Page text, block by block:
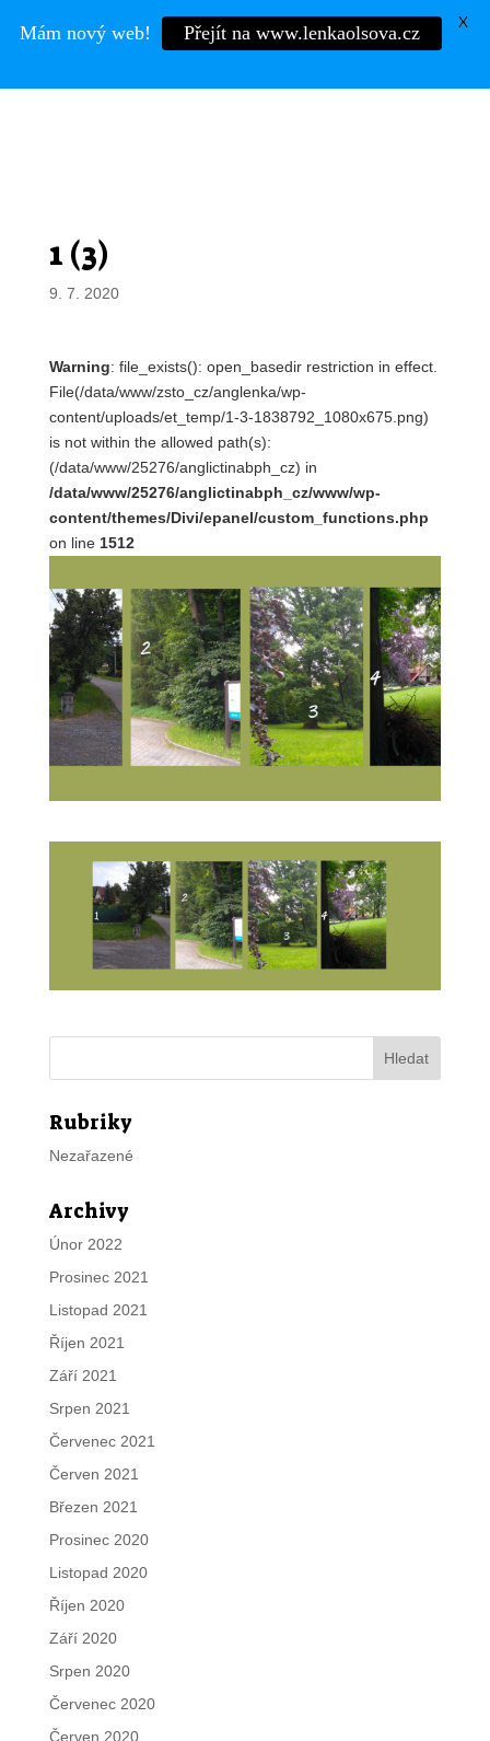
Mgr.LENKA OLŠOVÁ
1 (3)
9. 7. 2020
Warning: file_exists(): open_basedir restriction in effect.
File(/data/www/zsto_cz/anglenka/wp-
content/uploads/et_temp/1-3-1838792_1080x675.png)
is not within the allowed path(s):
(/data/www/25276/anglictinabph_cz) in
/data/www/25276/anglictinabph_cz/www/wp-
content/themes/Divi/epanel/custom_functions.php
on line 1512
Rubriky
Nezařazené
Archivy
Únor 2022
Prosinec 2021
Listopad 2021
Říjen 2021
Září 2021
Srpen 2021
Červenec 2021
Červen 2021
Březen 2021
Prosinec 2020
Listopad 2020
Říjen 2020
Září 2020
Srpen 2020
Červenec 2020
Červen 2020
Mám nový web! Přejít na www.lenkaolsova.cz
X